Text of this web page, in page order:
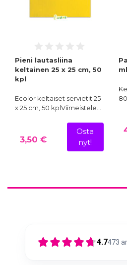
Pieni lautasliina
keltainen 25 x 25 cm, 50
kpl
Ecolor keltaiset servietit 25
x 25 cm, 50 kplViimeistele…
3,50 €
Osta
nyt!
4.7473